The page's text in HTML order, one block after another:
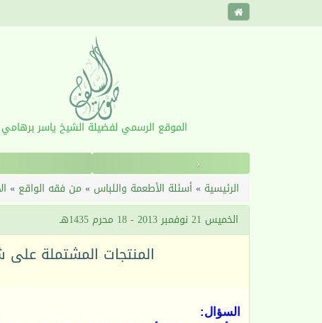
الموقع الرسمي لفضيلة الشيخ ياسر برهامي
‹
الرئيسية »أسئلة الأطعمة واللباس » من فقه الواقع »
الخميس 21 نوفمبر 2013 - 18 محرم 1435هـ
المنتجات المشتملة على
السؤال: